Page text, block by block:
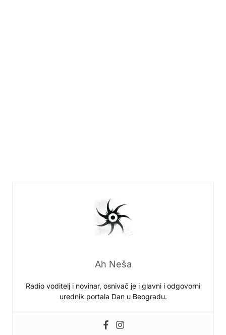
Ah Neša
Radio voditelj i novinar, osnivač je i glavni i odgovorni
urednik portala Dan u Beogradu.